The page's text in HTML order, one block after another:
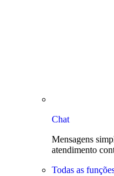
Chat
Mensagens
atendimento
Todas as